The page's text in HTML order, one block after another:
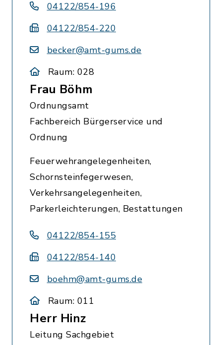
04122/854-196
04122/854-220
becker@amt-gums.de
Raum: 028
Frau Böhm
Ordnungsamt
Fachbereich Bürgerservice und
Ordnung
Feuerwehrangelegenheiten,
Schornsteinfegerwesen,
Verkehrsangelegenheiten,
Parkerleichterungen, Bestattungen
04122/854-155
04122/854-140
boehm@amt-gums.de
Raum: 011
Herr Hinz
Leitung Sachgebiet